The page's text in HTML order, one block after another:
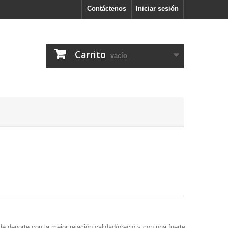
Iniciar sesión
Contáctenos
Carrito vacío